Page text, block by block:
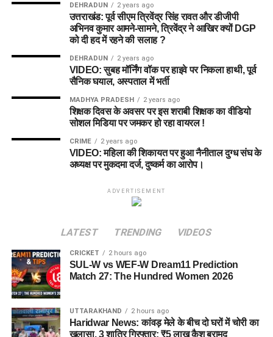
DEHRADUN 2 years ago
उत्तराखंड: पूर्व सीएम त्रिवेंद्र सिंह रावत और डीजीपी
अभिनव कुमार आमने-सामने, त्रिवेंद्र ने आखिर क्यों DGP
को दी हद में रहने की सलाह ?
DEHRADUN 2 years ago
VIDEO: सुबह मॉर्निंग वॉक पर हाइवे पर निकला हाथी, पूर्व
सैनिक घयाल, अस्पताल में भर्ती
MADHYA PRADESH 2 years ago
शिक्षक दिवस के अवसर पर इस शराबी शिक्षक का वीडियो
सोशल मिडिया पर जमकर हो रहा वायरल !
CRIME 2 years ago
VIDEO: महिला की शिकायत पर हुआ नैनीताल दुग्ध संघ के
अध्यक्ष पर मुकदमा दर्ज, दुष्कर्म का आरोप।
ADVERTISEMENT
LATEST TRENDING VIDEOS
CRICKET 2 hours ago
SUL-W vs WEF-W Dream11 Prediction
Match 27: The Hundred Women 2026
UTTARAKHAND 2 hours ago
Haridwar News: कांवड़ मेले के बीच दो घरों में चोरी का
खुलासा, 3 शातिर गिरफ्तार; ₹5 लाख कैश बरामद